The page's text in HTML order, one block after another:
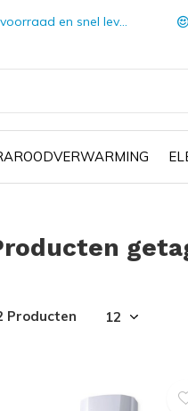
en snel leverbaar
Producten